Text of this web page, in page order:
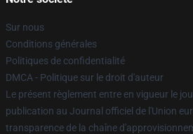
Sur nous
Conditions générales
Politiques de confidentialité
DMCA - Politique sur le droit d'auteur
Le présent règlement entre en vigueur le
publication au Journal officiel de l'Union
transparence de la chaîne